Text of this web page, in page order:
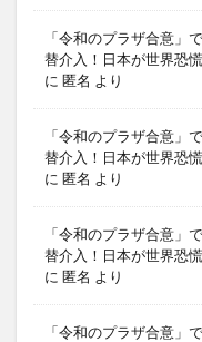
「令和のプラザ合意」
替介入！日本が世界恐
に 匿名 より
「令和のプラザ合意」
替介入！日本が世界恐
に 匿名 より
「令和のプラザ合意」
替介入！日本が世界恐
に 匿名 より
「令和のプラザ合意」